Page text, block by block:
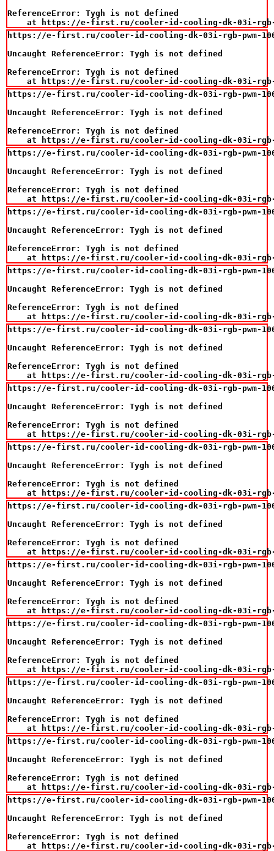
ReferenceError: Tygh is not defined
at https://e-first.ru/cooler-id-cooling-dk-03i-
https://e-first.ru/cooler-id-cooling-dk-03i-rgb-pwm-
Uncaught ReferenceError: Tygh is not defined
ReferenceError: Tygh is not defined
at https://e-first.ru/cooler-id-cooling-dk-03i-
https://e-first.ru/cooler-id-cooling-dk-03i-rgb-pwm-
Uncaught ReferenceError: Tygh is not defined
ReferenceError: Tygh is not defined
at https://e-first.ru/cooler-id-cooling-dk-03i-
https://e-first.ru/cooler-id-cooling-dk-03i-rgb-pwm-
Uncaught ReferenceError: Tygh is not defined
ReferenceError: Tygh is not defined
at https://e-first.ru/cooler-id-cooling-dk-03i-
https://e-first.ru/cooler-id-cooling-dk-03i-rgb-pwm-
Uncaught ReferenceError: Tygh is not defined
ReferenceError: Tygh is not defined
at https://e-first.ru/cooler-id-cooling-dk-03i-
https://e-first.ru/cooler-id-cooling-dk-03i-rgb-pwm-
Uncaught ReferenceError: Tygh is not defined
ReferenceError: Tygh is not defined
at https://e-first.ru/cooler-id-cooling-dk-03i-
https://e-first.ru/cooler-id-cooling-dk-03i-rgb-pwm-
Uncaught ReferenceError: Tygh is not defined
ReferenceError: Tygh is not defined
at https://e-first.ru/cooler-id-cooling-dk-03i-
https://e-first.ru/cooler-id-cooling-dk-03i-rgb-pwm-
Uncaught ReferenceError: Tygh is not defined
ReferenceError: Tygh is not defined
at https://e-first.ru/cooler-id-cooling-dk-03i-
https://e-first.ru/cooler-id-cooling-dk-03i-rgb-pwm-
Uncaught ReferenceError: Tygh is not defined
ReferenceError: Tygh is not defined
at https://e-first.ru/cooler-id-cooling-dk-03i-
https://e-first.ru/cooler-id-cooling-dk-03i-rgb-pwm-
Uncaught ReferenceError: Tygh is not defined
ReferenceError: Tygh is not defined
at https://e-first.ru/cooler-id-cooling-dk-03i-
https://e-first.ru/cooler-id-cooling-dk-03i-rgb-pwm-
Uncaught ReferenceError: Tygh is not defined
ReferenceError: Tygh is not defined
at https://e-first.ru/cooler-id-cooling-dk-03i-
https://e-first.ru/cooler-id-cooling-dk-03i-rgb-pwm-
Uncaught ReferenceError: Tygh is not defined
ReferenceError: Tygh is not defined
at https://e-first.ru/cooler-id-cooling-dk-03i-
https://e-first.ru/cooler-id-cooling-dk-03i-rgb-pwm-
Uncaught ReferenceError: Tygh is not defined
ReferenceError: Tygh is not defined
at https://e-first.ru/cooler-id-cooling-dk-03i-
https://e-first.ru/cooler-id-cooling-dk-03i-rgb-pwm-
Uncaught ReferenceError: Tygh is not defined
ReferenceError: Tygh is not defined
at https://e-first.ru/cooler-id-cooling-dk-03i-
https://e-first.ru/cooler-id-cooling-dk-03i-rgb-pwm-
Uncaught ReferenceError: Tygh is not defined
ReferenceError: Tygh is not defined
at https://e-first.ru/cooler-id-cooling-dk-03i-